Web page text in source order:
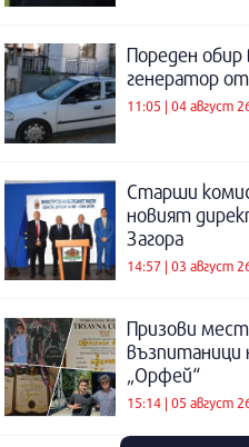
Пореден обир
генератор
11:05 | 04 август
Старши
новият
Загора
14:57 | 03 август
Призови
възпитаници
„Орфей“
15:14 | 05 август